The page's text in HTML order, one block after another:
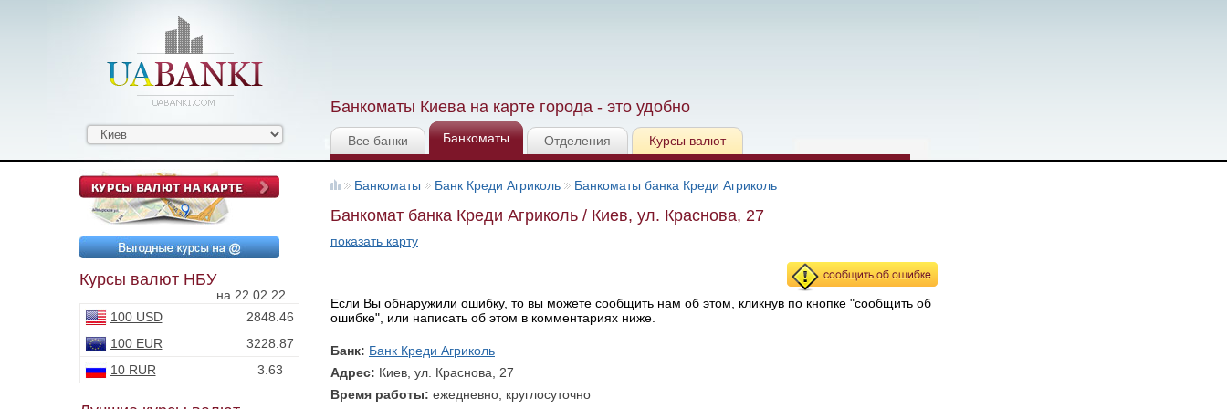
Банкоматы Киева на карте города - это удобно
Все банки Банкоматы Отделения Курсы валют
Курсы валют НБУ
на 22.02.22
100 USD
2848.46
100 EUR
3228.87
10 RUR
3.63
Банкоматы Банк Креди Агриколь Банкоматы банка Креди Агриколь
Банкомат банка Креди Агриколь / Киев, ул. Краснова, 27
показать карту
Если Вы обнаружили ошибку, то вы можете сообщить нам об этом, кликнув по кнопке "сообщить об
ошибке", или написать об этом в комментариях ниже.
Банк: Банк Креди Агриколь
Адрес: Киев, ул. Краснова, 27
Время работы: ежедневно, круглосуточно